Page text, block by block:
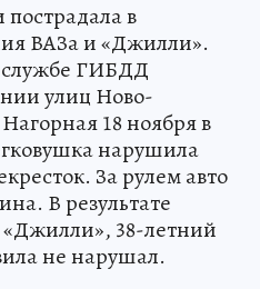
в
ВАЗа и «Джилли».
службе ГИБДД
улиц Ново-
18 ноября в
нарушила
За рулем авто
В результате
38-летний
не нарушал.